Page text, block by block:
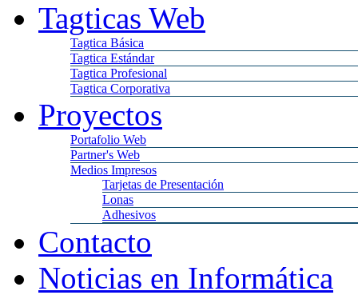
Tagticas Web
Tagtica Básica
Tagtica Estándar
Tagtica Profesional
Tagtica Corporativa
Proyectos
Portafolio Web
Partner's Web
Medios Impresos
Tarjetas de Presentación
Lonas
Adhesivos
Contacto
Noticias en Informática